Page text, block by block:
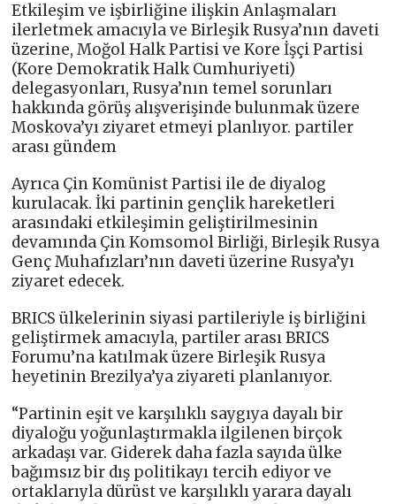
Etkileşim ve işbirliğine ilişkin Anlaşmaları
ilerletmek amacıyla ve Birleşik Rusya’nın daveti
üzerine, Moğol Halk Partisi ve Kore İşçi Partisi
(Kore Demokratik Halk Cumhuriyeti)
delegasyonları, Rusya’nın temel sorunları
hakkında görüş alışverişinde bulunmak üzere
Moskova’yı ziyaret etmeyi planlıyor. partiler
arası gündem
Ayrıca Çin Komünist Partisi ile de diyalog
kurulacak. İki partinin gençlik hareketleri
arasındaki etkileşimin geliştirilmesinin
devamında Çin Komsomol Birliği, Birleşik Rusya
Genç Muhafızları’nın daveti üzerine Rusya’yı
ziyaret edecek.
BRICS ülkelerinin siyasi partileriyle iş birliğini
geliştirmek amacıyla, partiler arası BRICS
Forumu’na katılmak üzere Birleşik Rusya
heyetinin Brezilya’ya ziyareti planlanıyor.
“Partinin eşit ve karşılıklı saygıya dayalı bir
diyaloğu yoğunlaştırmakla ilgilenen birçok
arkadaşı var. Giderek daha fazla sayıda ülke
bağımsız bir dış politikayı tercih ediyor ve
ortaklarıyla dürüst ve karşılıklı yarara dayalı